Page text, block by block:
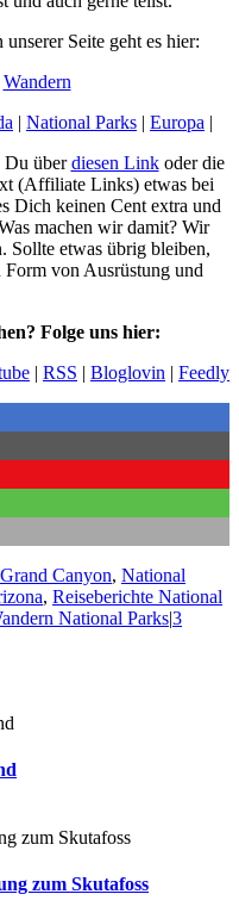
Seite geht es hier:
Wandern
| National Parks | Europa |
Du überdiesen Linkoder die
(Affiliate Links) etwas bei
Dich keinen Cent extra und
machen wir damit? Wir
Sollte etwas übrig bleiben,
von Ausrüstung und
Folge uns hier:
| RSS | Bloglovin | Feedly
Grand Canyon, National
, Reiseberichte National
National Parks|3
zum Skutafoss